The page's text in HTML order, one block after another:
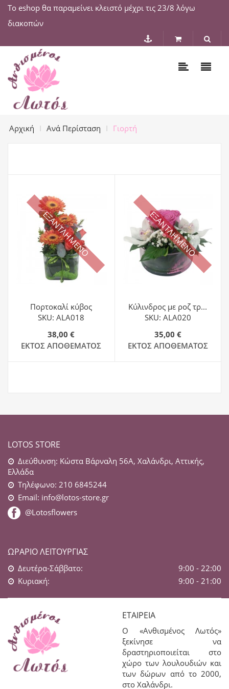
Το eshop θα παραμείνει κλειστό μέχρι τις 23/8 λόγω
διακοπών
Αρχική Ανά Περίσταση Γιορτή
ΕΞΑΝΤΛΗΜΕΝΟ
Πορτοκαλί κύβος
SKU: ALA018
38,00 €
ΕΚΤΌΣ ΑΠΟΘΈΜΑΤΟΣ
ΕΞΑΝΤΛΗΜΕΝΟ
Κύλινδρος με ροζ τρ...
SKU: ALA020
35,00 €
ΕΚΤΌΣ ΑΠΟΘΈΜΑΤΟΣ
LOTOS STORE
Διεύθυνση: Κώστα Βάρναλη 56Α, Χαλάνδρι, Αττικής,
Ελλάδα
Τηλέφωνο: 210 6845244
Email: info@lotos-store.gr
@Lotosflowers
ΩΡΆΡΙΟ ΛΕΙΤΟΥΡΓΊΑΣ
Δευτέρα-Σάββατο:
9:00 - 22:00
Κυριακή:
9:00 - 21:00
ΕΤΑΙΡΕΊΑ
Ο «Ανθισμένος Λωτός»
ξεκίνησε να
δραστηριοποιείται στο
χώρο των λουλουδιών και
των δώρων από το 2000,
στο Χαλάνδρι.